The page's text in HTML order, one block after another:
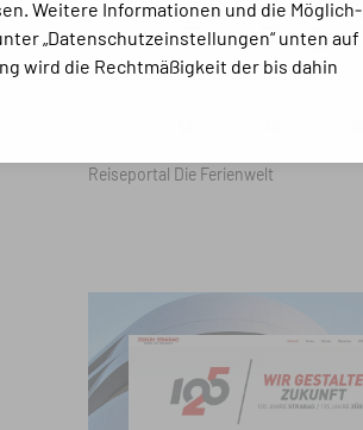
Reiseportal Die Ferienwelt
Weitere Informationen und die Mög­lich­
„Datenschutz­einstellungen“ unten auf
wird die Recht­mäßig­keit der bis dahin